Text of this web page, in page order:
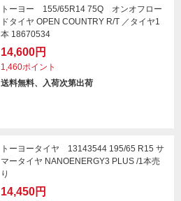
トーヨー 155/65R14 75Q オンオフロー
ドタイヤ OPEN COUNTRY R/T ／タイヤ1
本 18670534
14,600円
1,460ポイント
送料無料、入荷次第出荷
トーヨータイヤ 13143544 195/65 R15 サ
マータイヤ NANOENERGY3 PLUS /1本売
り
14,450円